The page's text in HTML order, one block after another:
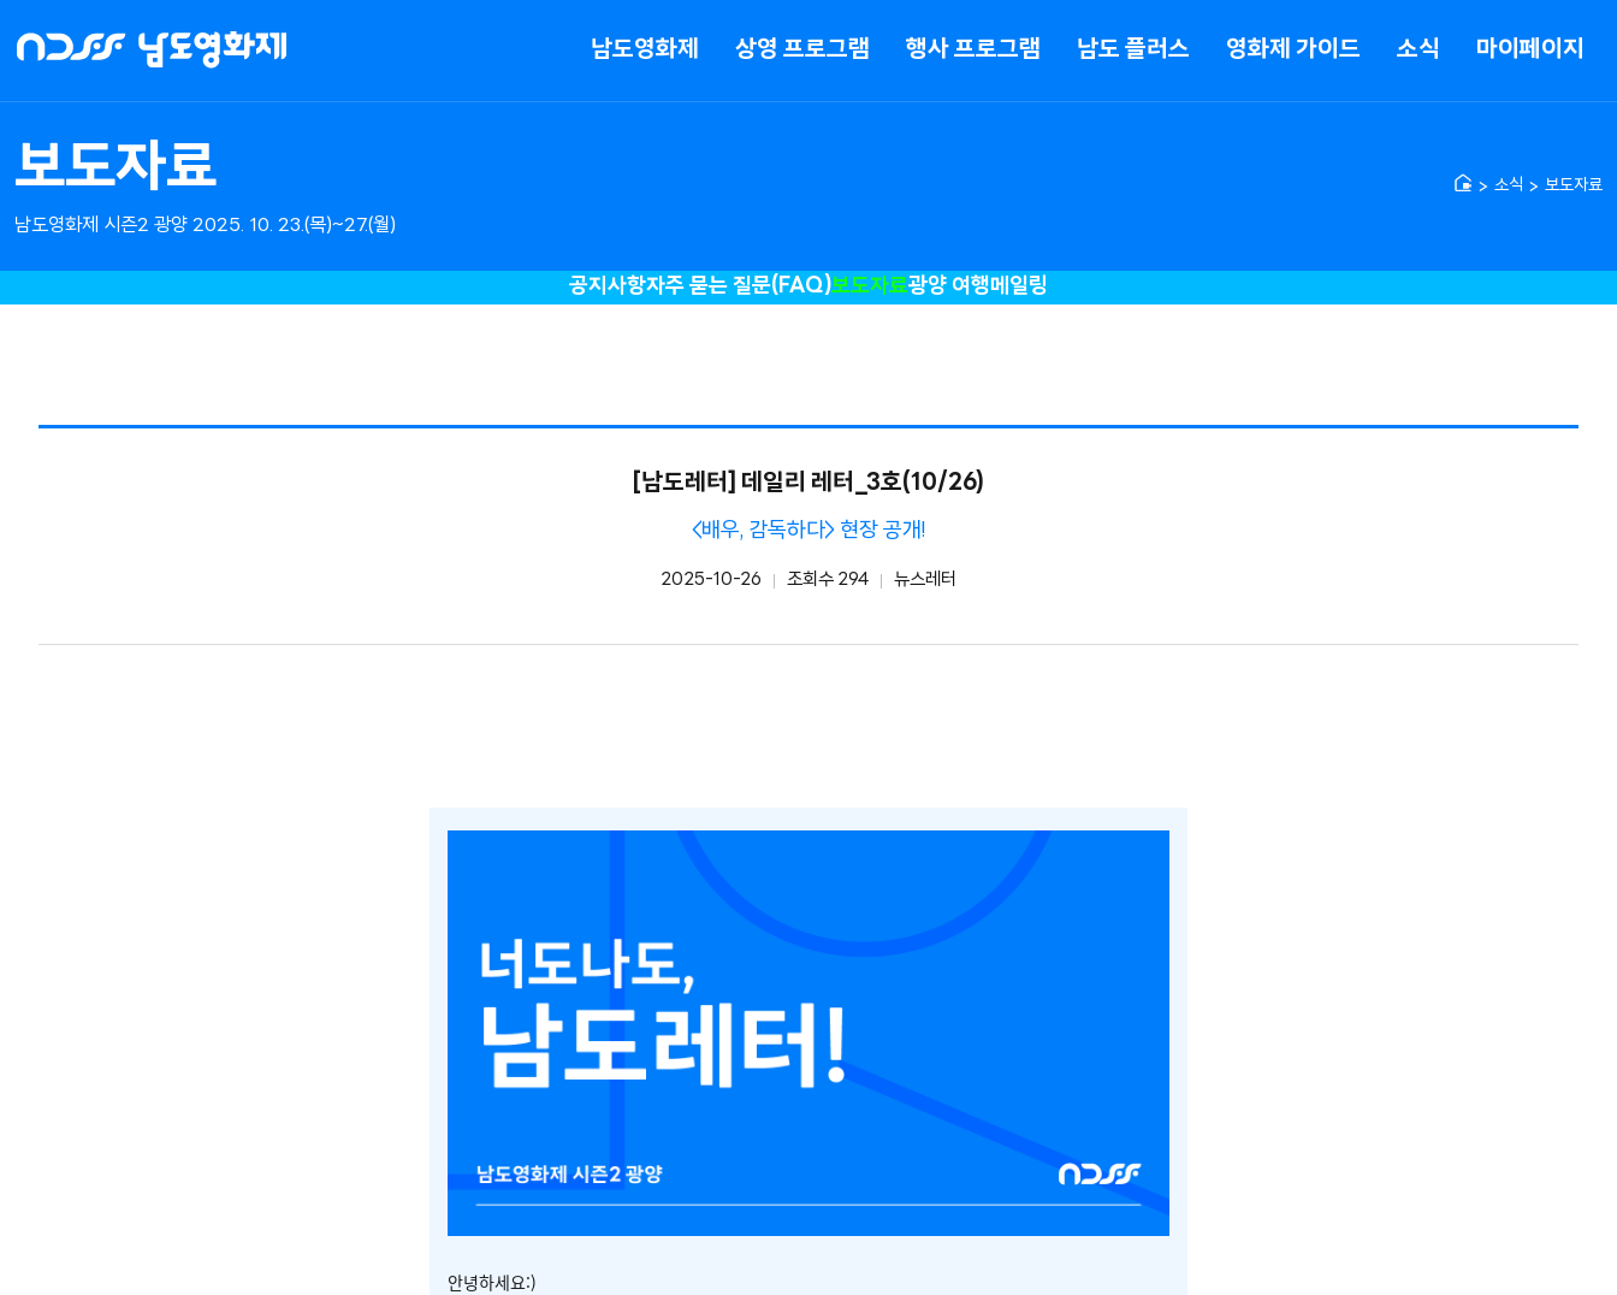
NDFF
남도영화제
광양
남도영화제 상영 프로그램 행사 프로그램 남도 플러스 영화제 가이드 소식 마이페이지
보도자료
남도영화제 시즌2 광양 2025. 10. 23.(목)~27.(월)
소식 보도자료
공지사항자주 묻는 질문(FAQ)보도자료광양 여행메일링
[남도레터] 데일리 레터_3호(10/26)
<배우, 감독하다> 현장 공개!
2025-10-26 조회수 294
카테고리
뉴스레터
안녕하세요:)